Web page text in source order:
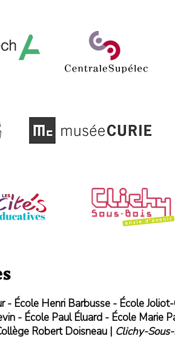
École Henri Barbusse - École
- École Paul Éluard - École Marie
Robert Doisneau | Clichy-